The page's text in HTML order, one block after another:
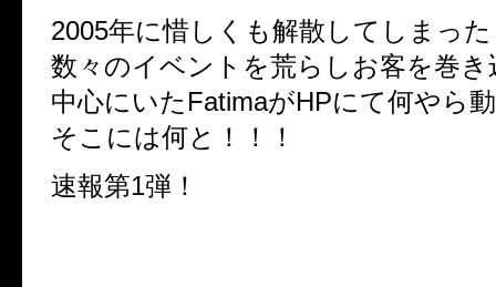
2005年に惜しくも解散してしまった
数々のイベントを荒らしお客を巻
中心にいたFatimaがHPにて何やら
そこには何と！！！
速報第1弾！